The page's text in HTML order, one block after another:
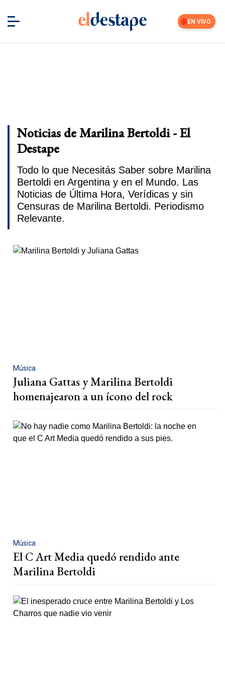
EN VIVO
Noticias de Marilina Bertoldi - El
Destape
Todo lo que Necesitás Saber sobre Marilina
Bertoldi en Argentina y en el Mundo. Las
Noticias de Última Hora, Verídicas y sin
Censuras de Marilina Bertoldi. Periodismo
Relevante.
Música
Juliana Gattas y Marilina Bertoldi
homenajearon a un ícono del rock
Música
El C Art Media quedó rendido ante
Marilina Bertoldi